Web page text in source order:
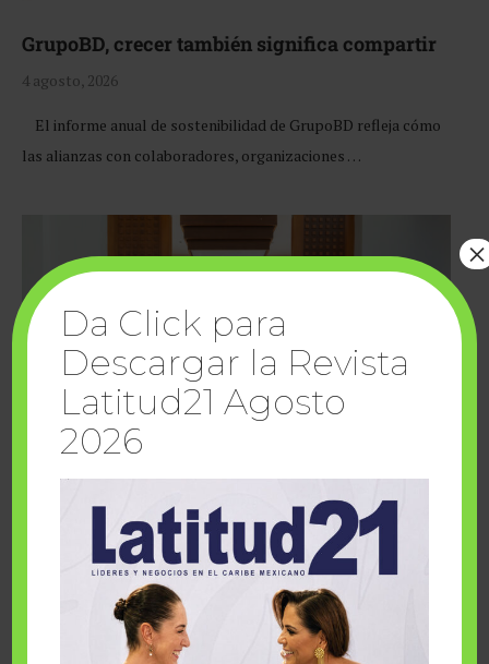
GrupoBD, crecer también significa compartir
4 agosto, 2026
El informe anual de sostenibilidad de GrupoBD refleja cómo
las alianzas con colaboradores, organizaciones …
Cuando la solidaridad inspira; cumplen
sueños Fairmont Mayakoba y Make-A-Wish
Da Click para
Descargar la Revista
Latitud21 Agosto
2026
×